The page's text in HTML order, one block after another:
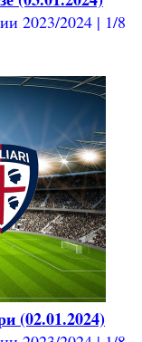
2023/2024 | 1/8
(02.01.2024)